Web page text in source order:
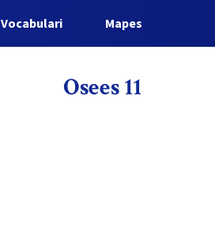
Vocabulari Mapes
Osees 11